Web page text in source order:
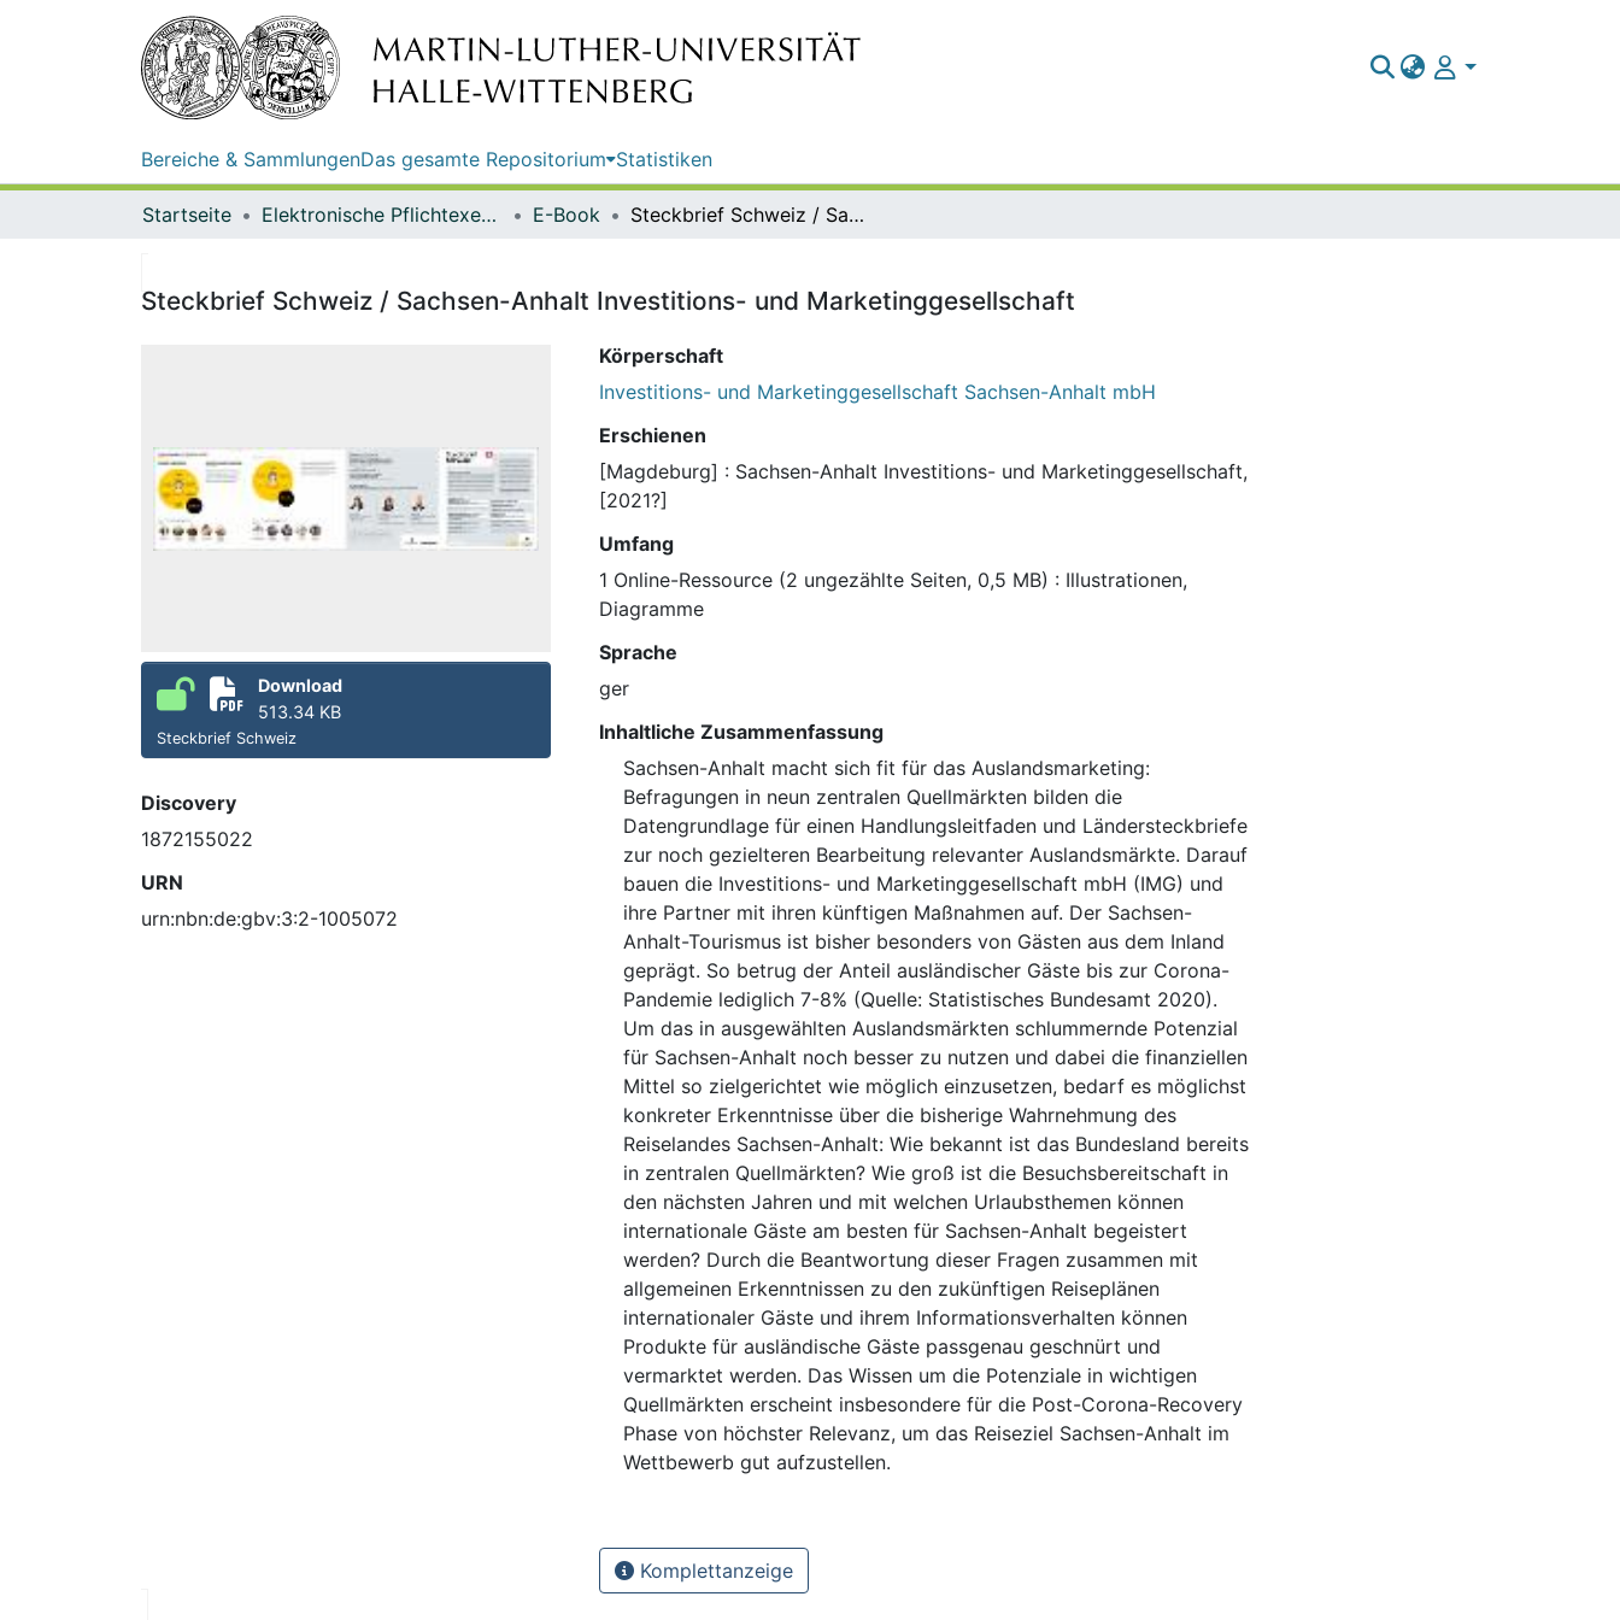
Bereiche & SammlungenDas gesamte Repositorium Statistiken
Startseite Elektronische Pflichtexemplare E-Book Steckbrief Schweiz / Sachsen-Anhalt Investitions- und Marketinggesellschaft
Steckbrief Schweiz / Sachsen-Anhalt Investitions- und Marketinggesellschaft
Download
513.34 KB
Steckbrief Schweiz
Discovery
1872155022
URN
urn:nbn:de:gbv:3:2-1005072
Körperschaft
Investitions- und Marketinggesellschaft Sachsen-Anhalt mbH
Erschienen
[Magdeburg] : Sachsen-Anhalt Investitions- und Marketinggesellschaft,
[2021?]
Umfang
1 Online-Ressource (2 ungezählte Seiten, 0,5 MB) : Illustrationen,
Diagramme
Sprache
ger
Inhaltliche Zusammenfassung
Sachsen-Anhalt macht sich fit für das Auslandsmarketing:
Befragungen in neun zentralen Quellmärkten bilden die
Datengrundlage für einen Handlungsleitfaden und Ländersteckbriefe
zur noch gezielteren Bearbeitung relevanter Auslandsmärkte. Darauf
bauen die Investitions- und Marketinggesellschaft mbH (IMG) und
ihre Partner mit ihren künftigen Maßnahmen auf. Der Sachsen-
Anhalt-Tourismus ist bisher besonders von Gästen aus dem Inland
geprägt. So betrug der Anteil ausländischer Gäste bis zur Corona-
Pandemie lediglich 7-8% (Quelle: Statistisches Bundesamt 2020).
Um das in ausgewählten Auslandsmärkten schlummernde Potenzial
für Sachsen-Anhalt noch besser zu nutzen und dabei die finanziellen
Mittel so zielgerichtet wie möglich einzusetzen, bedarf es möglichst
konkreter Erkenntnisse über die bisherige Wahrnehmung des
Reiselandes Sachsen-Anhalt: Wie bekannt ist das Bundesland bereits
in zentralen Quellmärkten? Wie groß ist die Besuchsbereitschaft in
den nächsten Jahren und mit welchen Urlaubsthemen können
internationale Gäste am besten für Sachsen-Anhalt begeistert
werden? Durch die Beantwortung dieser Fragen zusammen mit
allgemeinen Erkenntnissen zu den zukünftigen Reiseplänen
internationaler Gäste und ihrem Informationsverhalten können
Produkte für ausländische Gäste passgenau geschnürt und
vermarktet werden. Das Wissen um die Potenziale in wichtigen
Quellmärkten erscheint insbesondere für die Post-Corona-Recovery
Phase von höchster Relevanz, um das Reiseziel Sachsen-Anhalt im
Wettbewerb gut aufzustellen.
Komplettanzeige